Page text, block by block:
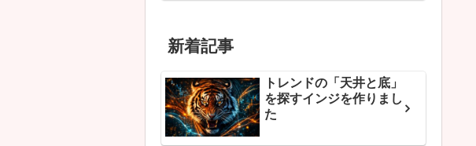
新着記事
トレンドの「天井と底」
を探すインジを作りまし
た